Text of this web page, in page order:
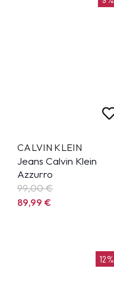
CALVIN KLEIN
Jeans Calvin Klein
Azzurro
99,00 €
89,99€
12%